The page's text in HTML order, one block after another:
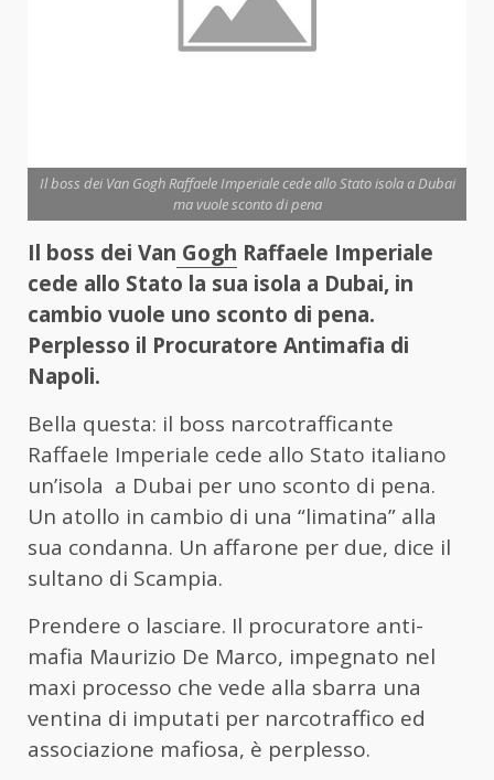
Il boss dei Van Gogh Raffaele Imperiale cede allo Stato isola a Dubai
ma vuole sconto di pena
Il boss dei Van Gogh Raffaele Imperiale
cede allo Stato la sua isola a Dubai, in
cambio vuole uno sconto di pena.
Perplesso il Procuratore Antimafia di
Napoli.
Bella questa: il boss narcotrafficante
Raffaele Imperiale cede allo Stato italiano
un’isola a Dubai per uno sconto di pena.
Un atollo in cambio di una “limatina” alla
sua condanna. Un affarone per due, dice il
sultano di Scampia.
Prendere o lasciare. Il procuratore anti-
mafia Maurizio De Marco, impegnato nel
maxi processo che vede alla sbarra una
ventina di imputati per narcotraffico ed
associazione mafiosa, è perplesso.